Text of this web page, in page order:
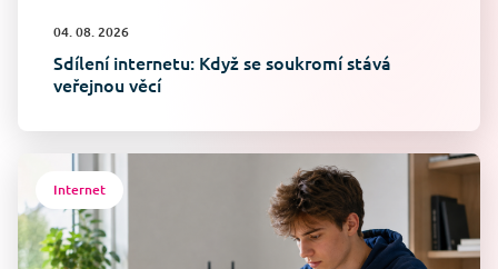
04. 08. 2026
Sdílení internetu: Když se soukromí stává
veřejnou věcí
Internet